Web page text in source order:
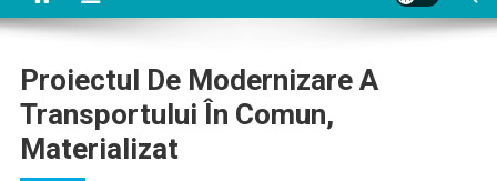
Proiectul De Modernizare A
Transportului În Comun,
Materializat